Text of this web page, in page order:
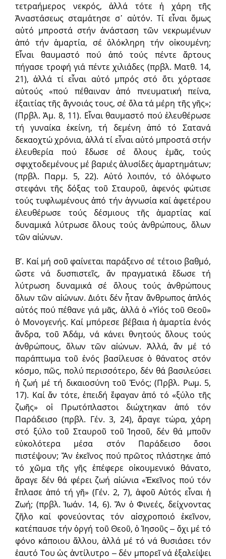
τετραήμερος νεκρός, ἀλλά τότε ἡ χάρη τῆς
Ἀναστάσεως σταμάτησε σ᾽ αὐτόν. Τί εἶναι ὅμως
αὐτό μπροστά στήν ἀνάσταση τῶν νεκρωμένων
ἀπό τήν ἁμαρτία, σέ ὁλόκληρη τήν οἰκουμένη;
Εἶναι θαυμαστό πού ἀπό τούς πέντε ἄρτους
πήγασε τροφή γιά πέντε χιλιάδες (πρβλ. Ματθ. 14,
21), ἀλλά τί εἶναι αὐτό μπρός στό ὅτι χόρτασε
αὐτούς «πού πέθαιναν ἀπό πνευματική πείνα,
ἐξαιτίας τῆς ἄγνοιάς τους, σέ ὅλα τά μέρη τῆς γῆς»;
(Πρβλ. Ἀμ. 8, 11). Εἶναι θαυμαστό πού ἐλευθέρωσε
τή γυναίκα ἐκείνη, τή δεμένη ἀπό τό Σατανά
δεκαοχτώ χρόνια, ἀλλά τί εἶναι αὐτό μπροστά στήν
ἐλευθερία πού ἔδωσε σέ ὅλους ἐμᾶς, τούς
σφιχτοδεμένους μέ βαριές ἁλυσίδες ἁμαρτημάτων;
(πρβλ. Παρμ. 5, 22). Αὐτό λοιπόν, τό ὁλόφωτο
στεφάνι τῆς δόξας τοῦ Σταυροῦ, ἀφενός φώτισε
τούς τυφλωμένους ἀπό τήν ἀγνωσία καί ἀφετέρου
ἐλευθέρωσε τούς δέσμιους τῆς ἁμαρτίας καί
δυναμικά λύτρωσε ὅλους τούς ἀνθρώπους, ὅλων
τῶν αἰώνων.
Β’. Καί μή σοῦ φαίνεται παράξενο σέ τέτοιο βαθμό,
ὥστε νά δυσπιστεῖς, ἄν πραγματικά ἔδωσε τή
λύτρωση δυναμικά σέ ὅλους τούς ἀνθρώπους
ὅλων τῶν αἰώνων. Διότι δέν ἦταν ἄνθρωπος ἁπλός
αὐτός πού πέθανε γιά μᾶς, ἀλλά ὁ «Υἱός τοῦ Θεοῦ»
ὁ Μονογενής. Καί μπόρεσε βέβαια ἡ ἁμαρτία ἑνός
ἄνδρα, τοῦ Ἀδάμ, νά κάνει θνητούς ὅλους τούς
ἀνθρώπους, ὅλων τῶν αἰώνων. Ἀλλά, ἄν μέ τό
παράπτωμα τοῦ ἑνός βασίλευσε ὁ θάνατος στόν
κόσμο, πῶς, πολύ περισσότερο, δέν θά βασιλεύσει
ἡ ζωή μέ τή δικαιοσύνη τοῦ Ἑνός; (Πρβλ. Ρωμ. 5,
17). Καί ἄν τότε, ἐπειδή ἔφαγαν ἀπό τό «ξύλο τῆς
ζωῆς» οἱ Πρωτόπλαστοι διώχτηκαν ἀπό τόν
Παράδεισο (πρβλ. Γέν. 3, 24), ἄραγε τώρα, χάρη
στό ξύλο τοῦ Σταυροῦ τοῦ Ἰησοῦ, δέν θά μποῦν
εὐκολότερα μέσα στόν Παράδεισο ὅσοι
πιστέψουν; Ἄν ἐκεῖνος πού πρῶτος πλάστηκε ἀπό
τό χῶμα τῆς γῆς ἐπέφερε οἰκουμενικό θάνατο,
ἄραγε δέν θά φέρει ζωή αἰώνια «Ἐκεῖνος πού τόν
ἔπλασε ἀπό τή γῆ» (Γέν. 2, 7), ἀφοῦ Αὐτός εἶναι ἡ
Ζωή; (πρβλ. Ἰωάν. 14, 6). Ἄν ὁ Φινεές, δείχνοντας
ζῆλο καί φονεύοντας τόν αἰσχροποιό ἐκεῖνον,
κατέπαυσε τήν ὀργή τοῦ Θεοῦ, ὁ Ἰησοῦς ‒ ὄχι μέ τό
φόνο κάποιου ἄλλου, ἀλλά μέ τό νά θυσιάσει τόν
ἑαυτό Του ὡς ἀντίλυτρο ‒ δέν μπορεῖ νά ἐξαλείψει